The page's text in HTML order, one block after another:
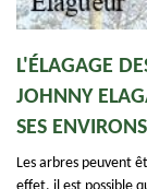
L'ÉLAGAGE
JOHNNY
SES ENVIRONS
Les arbres peuvent